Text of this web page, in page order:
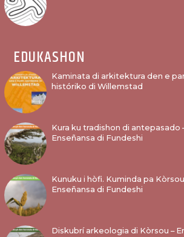
EDUKASHON
Kaminata di arkitektura den e
históriko di Willemstad
Kura ku tradishon di antepasado
Enseñansa di Fundeshi
Kunuku i hòfi. Kuminda pa
Enseñansa di Fundeshi
Diskubrí arkeologia di Kòrsou –